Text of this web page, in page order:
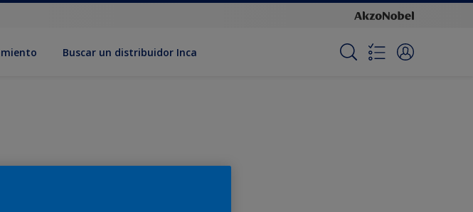
Buscar un distribuidor Inca